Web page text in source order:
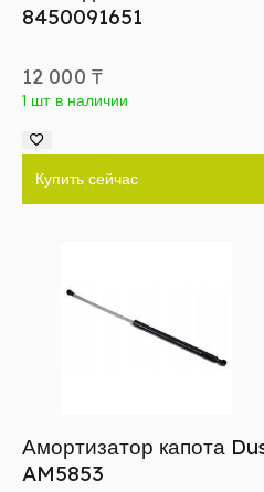
8450091651
12 000 ₸
1 шт в наличии
Купить сейчас
Амортизатор капота
AM5853